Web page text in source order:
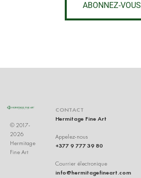
ABONNEZ-VOUS
© 2017-
2026
Hermitage
Fine Art
CONTACT
Hermitage Fine Art
Appelez-nous
+377 9 777 39 80
Courrier électronique
info@hermitagefineart.com